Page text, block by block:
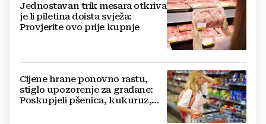
Jednostavan trik mesara otkriva
je li piletina doista svježa:
Provjerite ovo prije kupnje
Cijene hrane ponovno rastu,
stiglo upozorenje za građane:
Poskupjeli pšenica, kukuruz,